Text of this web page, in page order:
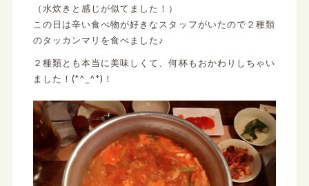
（水炊きと感じが似てました！）
この日は辛い食べ物が好きなスタッフがいたので２種類
のタッカンマリを食べました♪
２種類とも本当に美味しくて、何杯もおかわりしちゃい
ました！(*^_^*)！